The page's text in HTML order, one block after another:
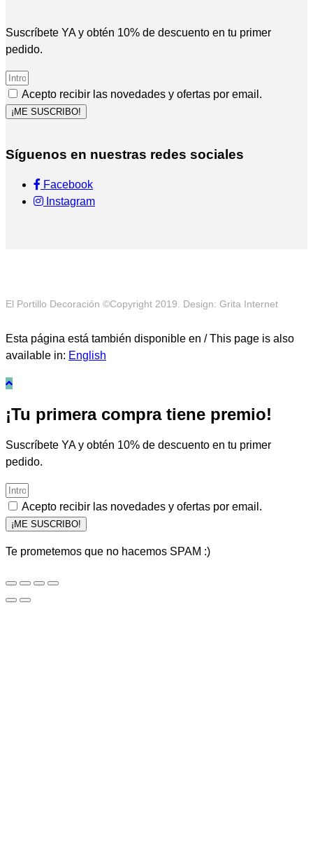
Suscríbete YA y obtén 10% de descuento en tu primer
pedido.
Acepto recibir las novedades y ofertas por email.
¡ME SUSCRIBO!
Síguenos en nuestras redes sociales
Facebook
Instagram
El Portillo Decoración ©Copyright 2019. Design: Grita Internet
Esta página está también disponible en / This page is also
available in: English
¡Tu primera compra tiene premio!
Suscríbete YA y obtén 10% de descuento en tu primer
pedido.
Acepto recibir las novedades y ofertas por email.
¡ME SUSCRIBO!
Te prometemos que no hacemos SPAM :)